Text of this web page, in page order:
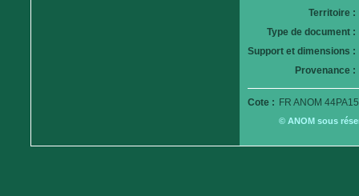
Territoire :
Type de document :
Support et dimensions :
Provenance :
Cote : FR ANOM
© ANOM sous